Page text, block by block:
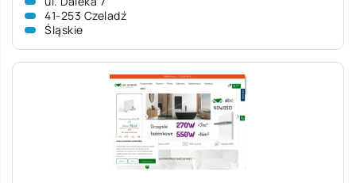
41-253 Czeladź
Śląskie